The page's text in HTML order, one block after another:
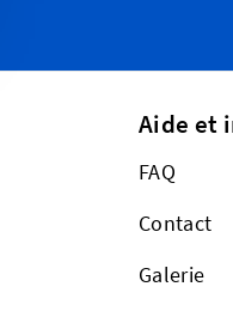
Aide et
FAQ
Contact
Galerie